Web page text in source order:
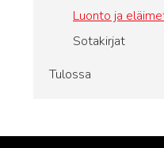
Luonto ja
Sotakirjat
Tulossa